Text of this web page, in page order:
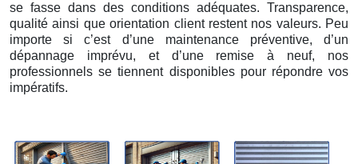
se fasse dans des conditions adéquates. Transparence,
qualité ainsi que orientation client restent nos valeurs. Peu
importe si c’est d’une maintenance préventive, d’un
dépannage imprévu, et d’une remise à neuf, nos
professionnels se tiennent disponibles pour répondre vos
impératifs.